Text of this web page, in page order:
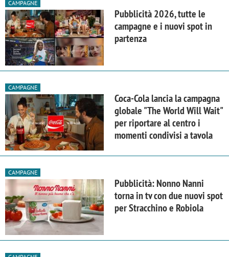
CAMPAGNE
Pubblicità 2026, tutte le
campagne e i nuovi spot in
partenza
CAMPAGNE
Coca-Cola lancia la campagna
globale "The World Will Wait"
per riportare al centro i
momenti condivisi a tavola
CAMPAGNE
Pubblicità: Nonno Nanni
torna in tv con due nuovi spot
per Stracchino e Robiola